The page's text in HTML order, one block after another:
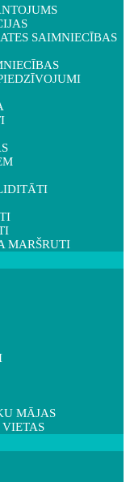
SAIMNIECĪBAS
MARŠRUTI
MĀJAS